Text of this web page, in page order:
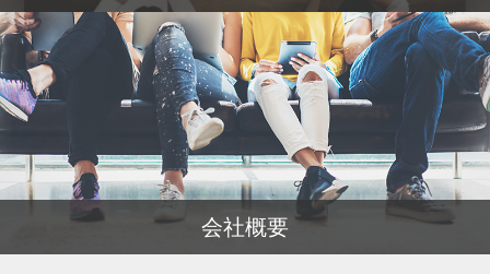
会社概要